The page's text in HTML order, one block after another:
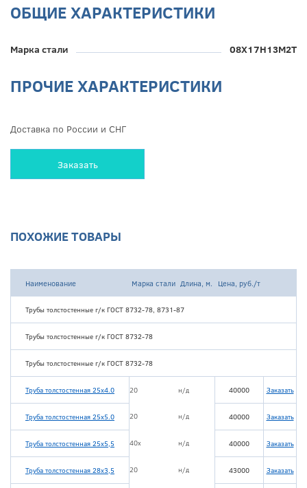
ОБЩИЕ ХАРАКТЕРИСТИКИ
Марка стали 08Х17Н13М2Т
ПРОЧИЕ ХАРАКТЕРИСТИКИ
Доставка по России и СНГ
Заказать
ПОХОЖИЕ ТОВАРЫ
Наименование Марка стали Длина, м. Цена, руб./т
Трубы толстостенные г/к ГОСТ 8732-78, 8731-87
Трубы толстостенные г/к ГОСТ 8732-78
Трубы толстостенные г/к ГОСТ 8732-78
Труба толстостенная 25х4.0 20 н/д 40000 Заказать
Труба толстостенная 25х5.0 20 н/д 40000 Заказать
Труба толстостенная 25х5,5 40х н/д 40000 Заказать
Труба толстостенная 28х3,5 20 н/д 43000 Заказать